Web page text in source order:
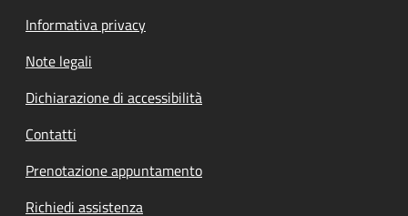
Informativa privacy
Note legali
Dichiarazione di accessibilità
Contatti
Prenotazione appuntamento
Richiedi assistenza